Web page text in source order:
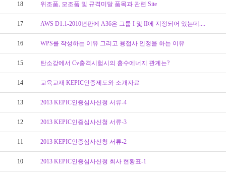
18 위조품, 모조품 및 규격미달 품목과 관련 Site
17 AWS D1.1-2010년판에 A36은 그룹 I 및 II에 지정되어 있는데....
16 WPS를 작성하는 이유 그리고 용접사 인정을 하는 이유
15 탄소강에서 Cv충격시험시의 흡수에너지 관계는?
14 교육교재 KEPIC인증제도와 소개자료
13 2013 KEPIC인증심사신청 서류-4
12 2013 KEPIC인증심사신청 서류-3
11 2013 KEPIC인증심사신청 서류-2
10 2013 KEPIC인증심사신청 회사 현황표-1